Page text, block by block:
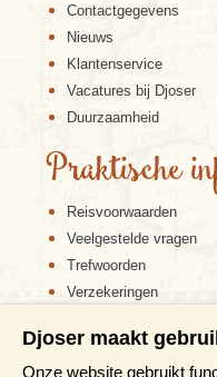
Contactgegevens
Nieuws
Klantenservice
Vacatures bij Djoser
Duurzaamheid
Praktische
Reisvoorwaarden
Veelgestelde vragen
Trefwoorden
Verzekeringen
Disclaimer
Cookiebeleid
Djoser maakt
Onze website gebruikt